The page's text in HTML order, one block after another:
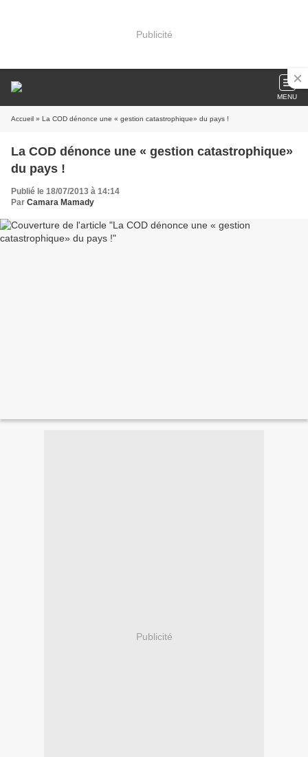
Publicité
MENU
Accueil » La COD dénonce une « gestion catastrophique» du pays !
La COD dénonce une « gestion catastrophique»
du pays !
Publié le 18/07/2013 à 14:14
Par Camara Mamady
Publicité